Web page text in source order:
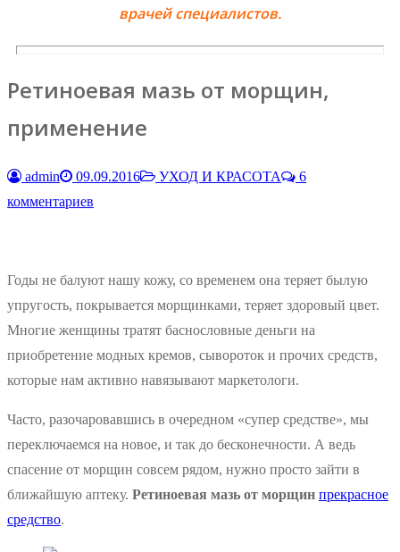
врачей специалистов.
Ретиноевая мазь от морщин,
применение
admin 09.09.2016 УХОД И КРАСОТА
6
комментариев
Годы не балуют нашу кожу, со временем она теряет былую
упругость, покрывается морщинками, теряет здоровый цвет.
Многие женщины тратят баснословные деньги на
приобретение модных кремов, сывороток и прочих средств,
которые нам активно навязывают маркетологи.
Часто, разочаровавшись в очередном «супер средстве», мы
переключаемся на новое, и так до бесконечности. А ведь
спасение от морщин совсем рядом, нужно просто зайти в
ближайшую аптеку. Ретиноевая мазь от морщин прекрасное
средство.